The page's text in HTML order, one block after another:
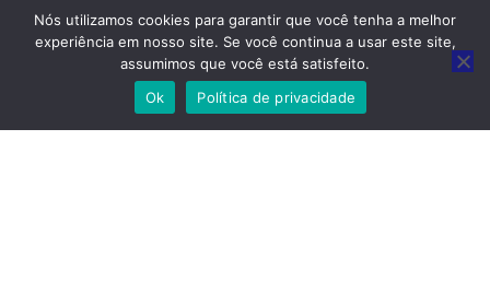
Herramientas
Negocios
Noticias
Nós utilizamos cookies para garantir que você tenha a melhor
experiência em nosso site. Se você continua a usar este site,
assumimos que você está satisfeito.
Ok
Política de privacidade